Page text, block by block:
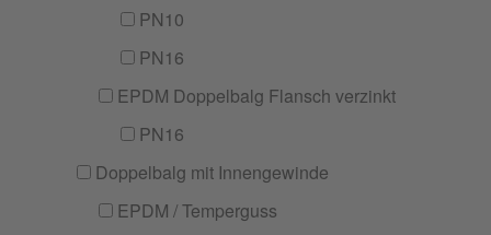
PN10
PN16
EPDM Doppelbalg Flansch verzinkt
PN16
Doppelbalg mit Innengewinde
EPDM / Temperguss